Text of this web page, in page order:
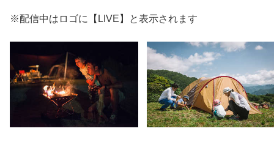
※配信中はロゴに【LIVE】と表示されます